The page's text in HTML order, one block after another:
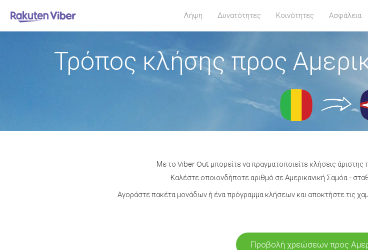
Λήψη Δυνατότητες Κοινότητες Ασφάλεια
Τρόπος κλήσης προς
Με το Viber Out μπορείτε να πραγματοποιείτε κλήσεις
Καλέστε οποιονδήποτε αριθμό σε Αμερικανική Σαμόα -
Αγοράστε πακέτα μονάδων ή ένα πρόγραμμα κλήσεων και αποκτήστε τις
Προβολή χρεώσεων προς